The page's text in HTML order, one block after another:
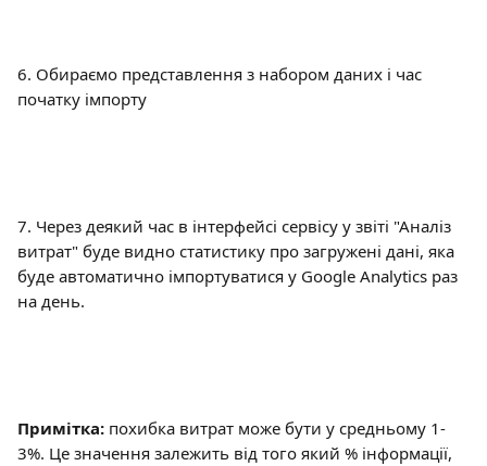
6. Обираємо представлення з набором даних і час
початку імпорту
7. Через деякий час в інтерфейсі сервісу у звіті "Аналіз
витрат" буде видно статистику про загружені дані, яка
буде автоматично імпортуватися у Google Analytics раз
на день.
Примітка: похибка витрат може бути у средньому 1-
3%. Це значення залежить від того який % інформації,